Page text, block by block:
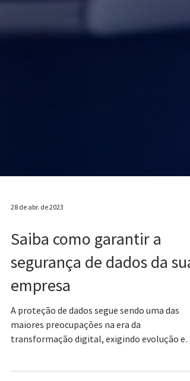
Saiba como garantir a
segurança de dados da sua
empresa
A proteção de dados segue sendo uma das
maiores preocupações na era da
investimentos.